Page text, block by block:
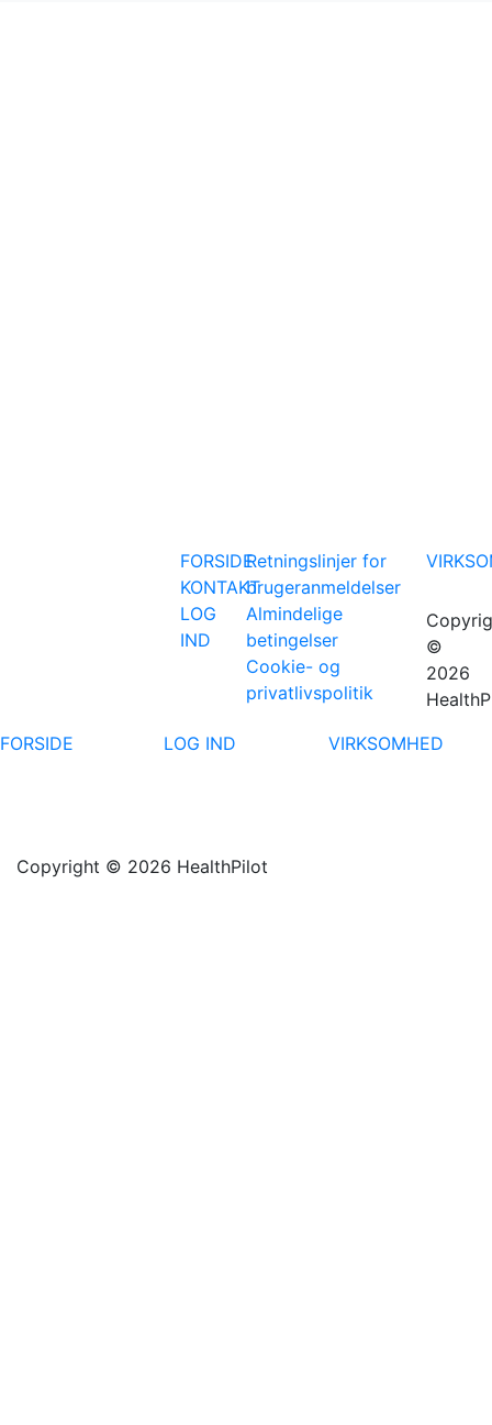
FORSIDE
KONTAKT
LOG
IND
Retningslinjer for
brugeranmeldelser
Almindelige
betingelser
Cookie- og
privatlivspolitik
©
2026
FORSIDE
LOG IND VIRKSOMHED
Copyright © 2026 HealthPilot